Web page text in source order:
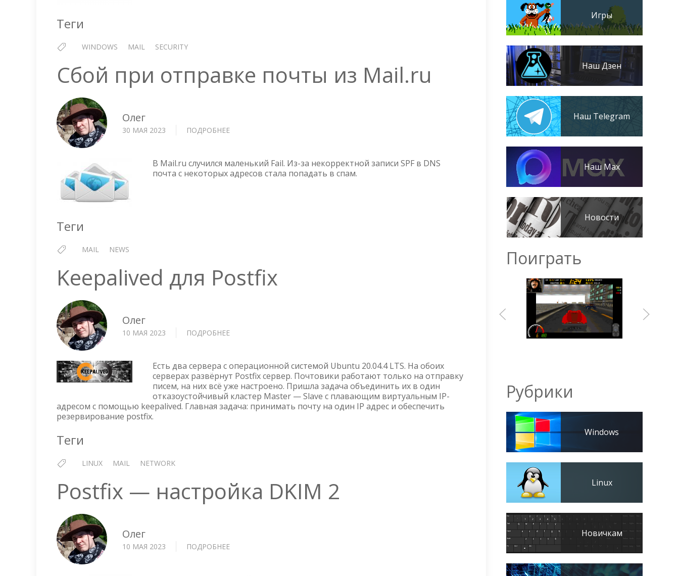
Теги
WINDOWS MAIL SECURITY
Сбой при отправке почты из Mail.ru
Олег
30 МАЯ 2023 ПОДРОБНЕЕ
ОТПРАВКЕ
ПОЧТЫ
В Mail.ru случился маленький Fail. Из-за некорректной записи SPF в DNS
почта с некоторых адресов стала попадать в спам.
Теги
MAIL NEWS
Keepalived для Postfix
Олег
10 МАЯ 2023 ПОДРОБНЕЕ
POSTFIX
Есть два сервера с операционной системой Ubuntu 20.04.4 LTS. На обоих
серверах развёрнут Postfix сервер. Почтовики работают только на отправку
писем, на них всё уже настроено. Пришла задача объединить их в один
отказоустойчивый кластер Master — Slave с плавающим виртуальным IP-
адресом с помощью keepalived. Главная задача: принимать почту на один IP адрес и обеспечить
резервирование postfix.
Теги
LINUX MAIL NETWORK
Postfix — настройка DKIM 2
Олег
10 МАЯ 2023 ПОДРОБНЕЕ
Игры
Наш Дзен
Наш Telegram
Наш Max
Новости
Поиграть
Рубрики
Windows
Linux
Новичкам